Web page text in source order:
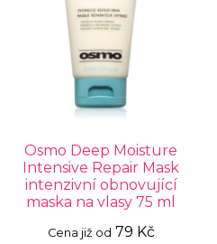
Osmo Deep Moisture
Intensive Repair Mask
intenzivní obnovující
maska na vlasy 75 ml
Cena již od 79 Kč